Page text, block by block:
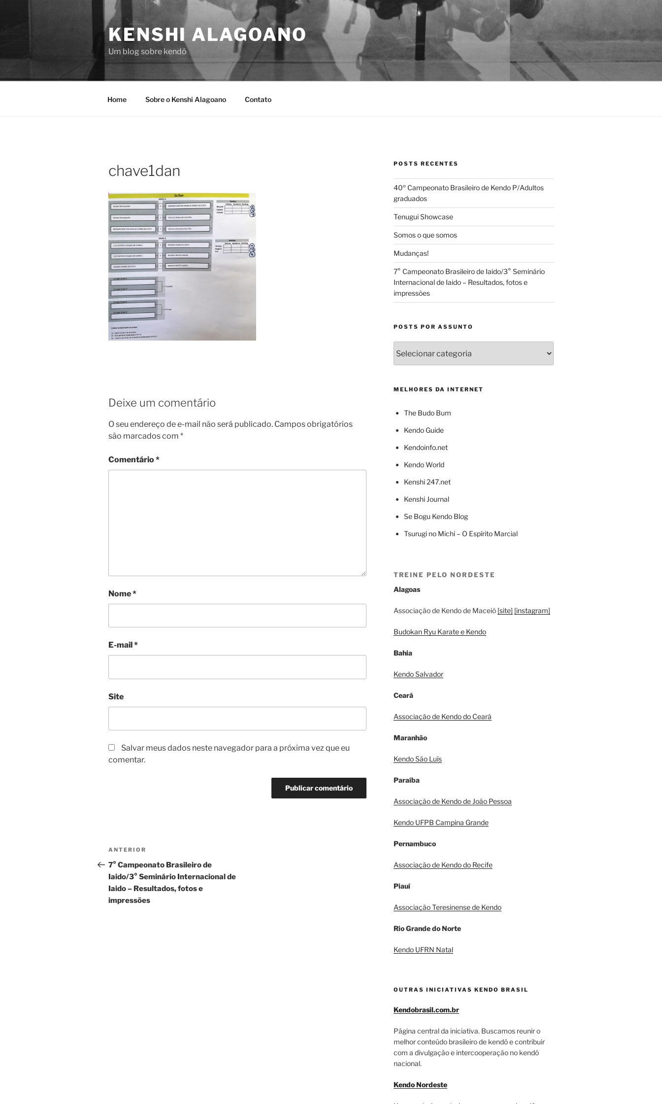
KENSHI ALAGOANO
Um blog sobre kendô
Home Sobre o Kenshi Alagoano Contato
chave1dan
Deixe um comentário
O seu endereço de e-mail não será publicado. Campos obrigatórios
são marcados com *
Comentário*
Nome*
E-mail *
Site
Salvar meus dados neste navegador para a próxima vez que eu
comentar.
Navegação
de
Post
Post
anterior
ANTERIOR
7° Campeonato Brasileiro de
Iaido/3° Seminário Internacional de
Iaido – Resultados, fotos e
impressões
POSTS RECENTES
40º Campeonato Brasileiro de Kendo P/Adultos
graduados
Tenugui Showcase
Somos o que somos
Mudanças!
7° Campeonato Brasileiro de Iaido/3° Seminário
Internacional de Iaido – Resultados, fotos e
impressões
POSTS POR ASSUNTO
por
Assunto
MELHORES DA INTERNET
The Budo Bum
Kendo Guide
Kendoinfo.net
Kendo World
Kenshi 247.net
Kenshi Journal
Se Bogu Kendo Blog
Tsurugi no Michi – O Espírito Marcial
TREINE PELO NORDESTE
Alagoas
Associação de Kendo de Maceió [site] [instagram]
Budokan Ryu Karate e Kendo
Bahia
Kendo Salvador
Ceará
Associação de Kendo do Ceará
Maranhão
Kendo São Luís
Paraíba
Associação de Kendo de João Pessoa
Kendo UFPB Campina Grande
Pernambuco
Associação de Kendo do Recife
Piauí
Associação Teresinense de Kendo
Rio Grande do Norte
Kendo UFRN Natal
OUTRAS INICIATIVAS KENDO BRASIL
Kendobrasil.com.br
Página central da iniciativa. Buscamos reunir o
melhor conteúdo brasileiro de kendô e contribuir
com a divulgação e intercooperação no kendô
nacional.
Kendo Nordeste